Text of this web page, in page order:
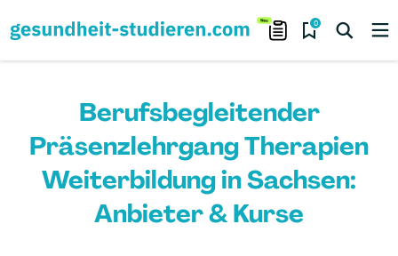
0
Berufsbegleitender
Präsenzlehrgang Therapien
Weiterbildung in Sachsen:
Anbieter & Kurse